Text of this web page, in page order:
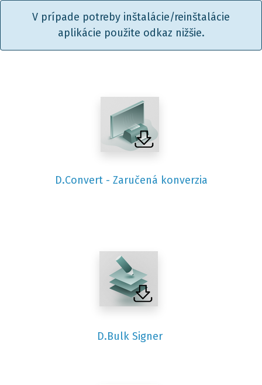
V prípade potreby inštalácie/reinštalácie
aplikácie použite odkaz nižšie.
D.Convert - Zaručená konverzia
D.Bulk Signer